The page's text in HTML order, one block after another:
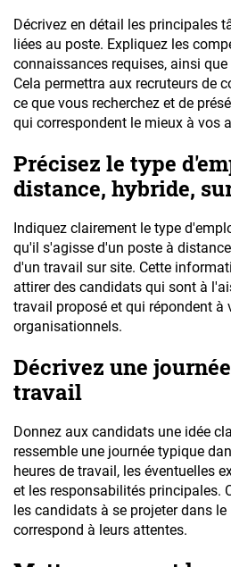
Décrivez en détail les principales
liées au poste. Expliquez les
connaissances requises, ainsi
Cela permettra aux recruteurs de
ce que vous recherchez et de
qui correspondent le mieux à vos
Précisez le type
distance, hybride,
Indiquez clairement le type
qu'il s'agisse d'un poste à
d'un travail sur site. Cette
attirer des candidats qui sont à
travail proposé et qui répondent à
organisationnels.
Décrivez une
travail
Donnez aux candidats une idée
ressemble une journée typique
heures de travail, les éventuelles
et les responsabilités principales.
les candidats à se projeter dans
correspond à leurs attentes.